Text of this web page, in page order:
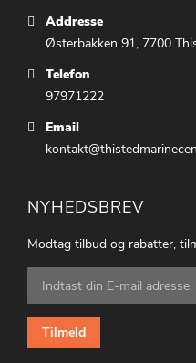
Addresse
Østerbakken 91, 7700
Telefon
97971222
Email
NYHEDSBREV
Modtag tilbud og rabatter,
Tilmeld
dig
vores
nyhedsbrev:
Tilmeld